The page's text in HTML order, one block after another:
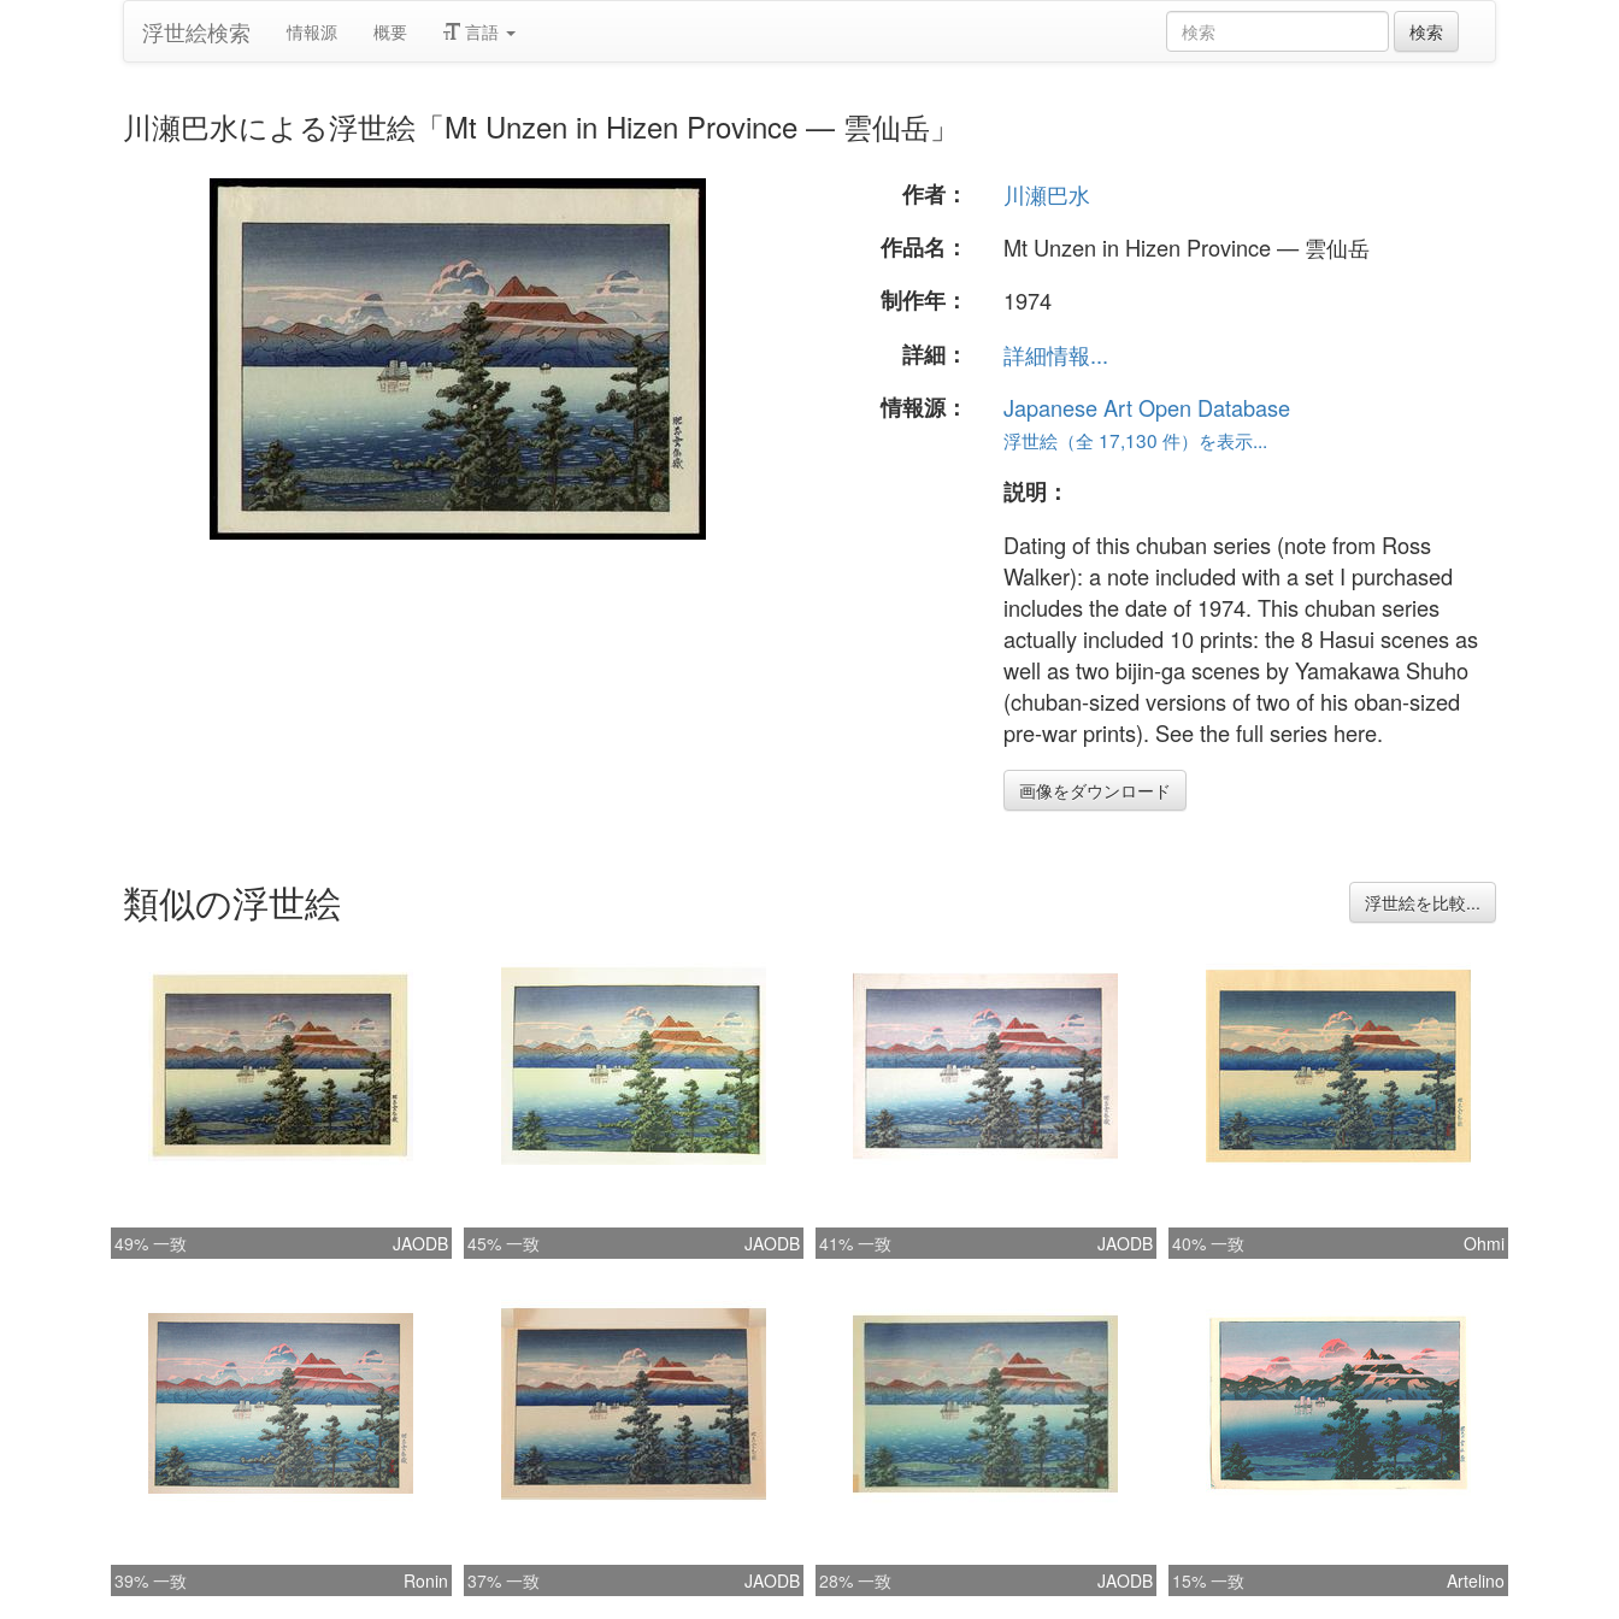
浮世絵検索 情報源 概要 言語
川瀬巴水による浮世絵「Mt Unzen in Hizen Province — 雲仙岳」
作者：
川瀬巴水
作品名：
Mt Unzen in Hizen Province — 雲仙岳
制作年：
1974
詳細：
詳細情報...
情報源：
Japanese Art Open Database
浮世絵（全 17,130 件）を表示...
説明：
Dating of this chuban series (note from Ross
Walker): a note included with a set I purchased
includes the date of 1974. This chuban series
actually included 10 prints: the 8 Hasui scenes as
well as two bijin-ga scenes by Yamakawa Shuho
(chuban-sized versions of two of his oban-sized
pre-war prints). See the full series here.
画像をダウンロード
類似の浮世絵 浮世絵を比較...
49% 一致 JAODB 45% 一致 JAODB 41% 一致 JAODB 40% 一致 Ohmi
39% 一致 Ronin 37% 一致 JAODB 28% 一致 JAODB 15% 一致 Artelino